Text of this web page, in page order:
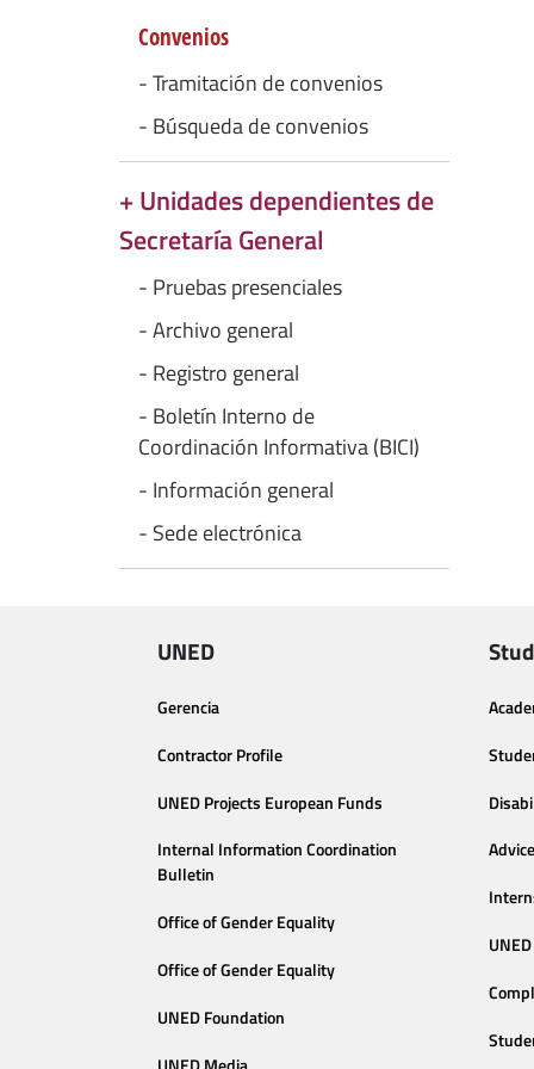
Convenios
- Tramitación de convenios
- Búsqueda de convenios
+ Unidades dependientes de
Secretaría General
- Pruebas presenciales
- Archivo general
- Registro general
- Boletín Interno de
Coordinación Informativa (BICI)
- Información general
- Sede electrónica
UNED
Gerencia
Contractor Profile
UNED Projects European Funds
Internal Information Coordination
Bulletin
Office of Gender Equality
Office of Gender Equality
UNED Foundation